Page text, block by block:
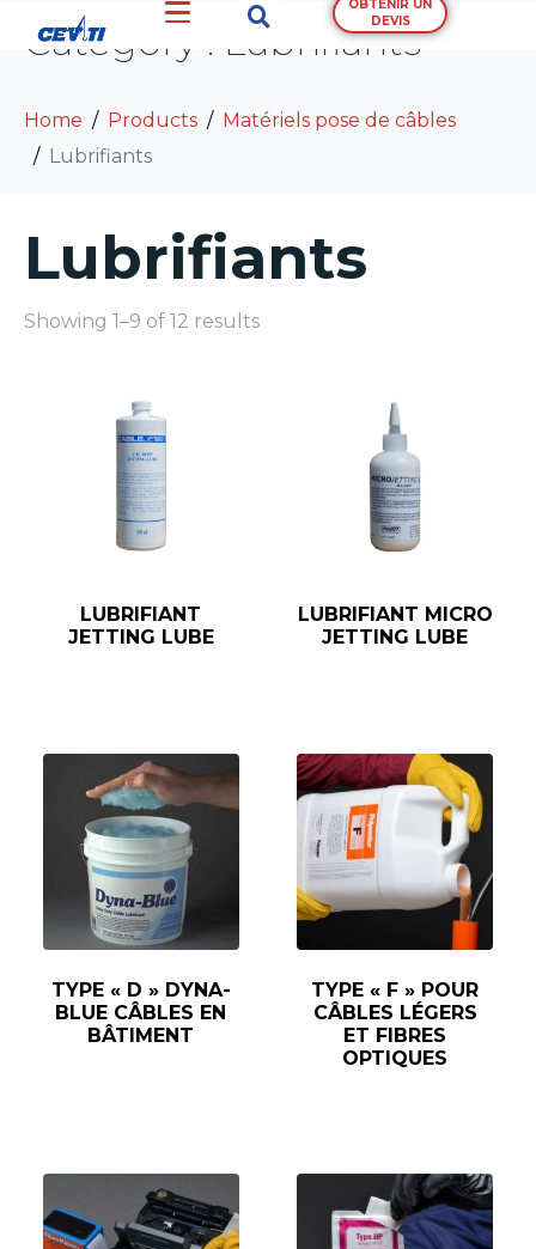
OBTENIR UN
DEVIS
Category : Lubrifiants
Home Products
Matériels pose de câbles
Lubrifiants
Lubrifiants
Showing 1–9 of 12 results
LUBRIFIANT
JETTING LUBE
LUBRIFIANT MICRO
JETTING LUBE
TYPE « D » DYNA-
BLUE CÂBLES EN
BÂTIMENT
TYPE « F » POUR
CÂBLES LÉGERS
ET FIBRES
OPTIQUES